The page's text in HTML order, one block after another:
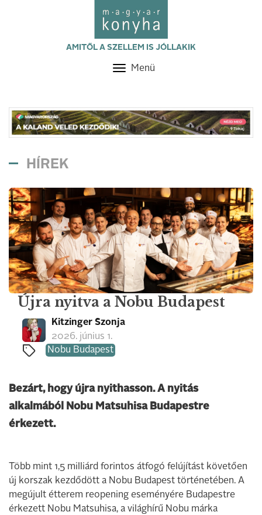
AMITŐL A SZELLEM IS JÓLLAKIK
Toggle
Menü
HÍREK
Újra nyitva a Nobu Budapest
Kitzinger Szonja
2026. június 1.
Nobu Budapest
Bezárt, hogy újra nyithasson. A nyitás
alkalmából Nobu Matsuhisa Budapestre
érkezett.
Több mint 1,5 milliárd forintos átfogó felújítást követően
új korszak kezdődött a Nobu Budapest történetében. A
megújult étterem reopening eseményére Budapestre
érkezett Nobu Matsuhisa, a világhírű Nobu márka